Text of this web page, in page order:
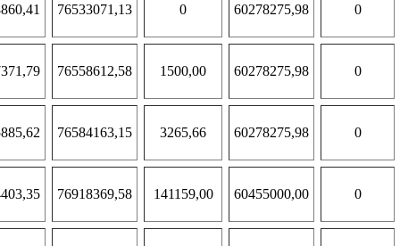
76533071,13 0 60278275,98 0
76558612,58 1500,00 60278275,98 0
76584163,15 3265,66 60278275,98 0
76918369,58 141159,00 60455000,00 0